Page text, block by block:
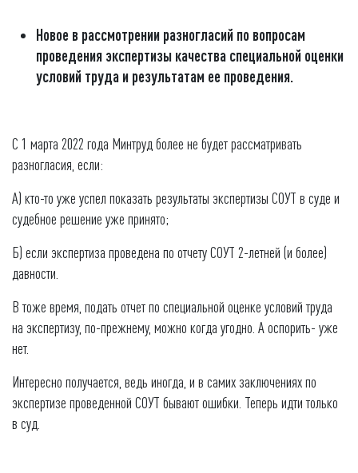
Новое в рассмотрении разногласий по вопросам
проведения экспертизы качества специальной оценки
условий труда и результатам ее проведения.
С 1 марта 2022 года Минтруд более не будет рассматривать
разногласия, если:
А) кто-то уже успел показать результаты экспертизы СОУТ в суде и
судебное решение уже принято;
Б) если экспертиза проведена по отчету СОУТ 2-летней (и более)
давности.
В тоже время, подать отчет по специальной оценке условий труда
на экспертизу, по-прежнему, можно когда угодно. А оспорить- уже
нет.
Интересно получается, ведь иногда, и в самих заключениях по
экспертизе проведенной СОУТ бывают ошибки. Теперь идти только
в суд.